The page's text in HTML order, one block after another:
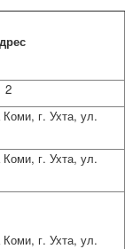
2
Коми, г. Ухта, ул.
Коми, г. Ухта, ул.
Коми, г. Ухта, ул.